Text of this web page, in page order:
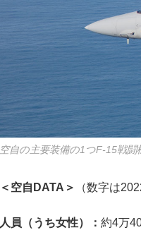
空自の主要装備の1つF-15戦闘
＜空自DATA＞ （数字は
人員（うち女性）： 約4万